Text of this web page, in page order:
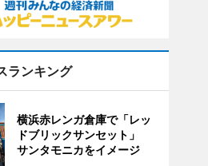
ランキング
横浜赤レンガ倉庫で「レッ
ドブリックサンセット」
サンタモニカをイメージ